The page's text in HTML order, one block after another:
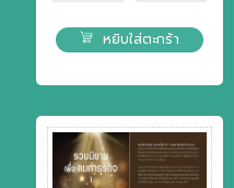
หยิบใส่ตะกร้า